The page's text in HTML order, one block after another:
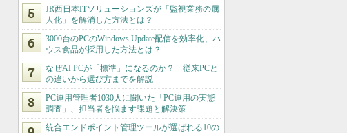
JR西日本ITソリューションズが「監視業務の属
人化」を解消した方法とは？
3000台のPCのWindows Update配信を効率化、ハ
ウス食品が採用した方法とは？
なぜAI PCが「標準」になるのか？ 従来PCと
の違いから選び方までを解説
PC運用管理者1030人に聞いた「PC運用の実態
調査」、担当者を悩ます課題と解決策
統合エンドポイント管理ツールが選ばれる10の